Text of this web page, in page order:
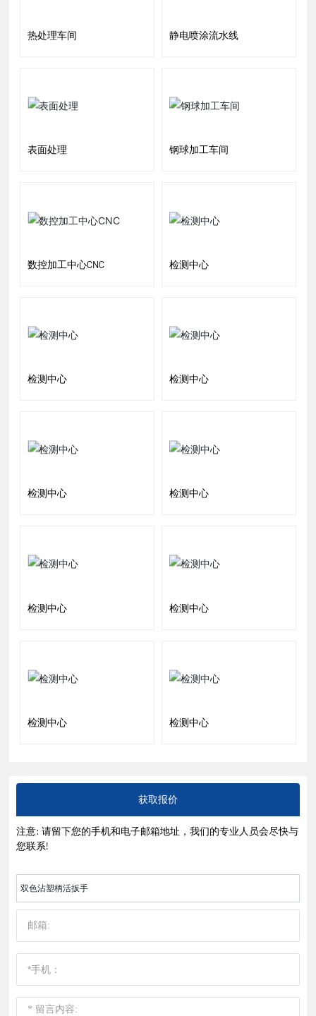
热处理车间 静电喷涂流水线
表面处理 钢球加工车间
数控加工中心CNC 检测中心
检测中心 检测中心
检测中心 检测中心
检测中心 检测中心
检测中心 检测中心
获取报价
注意: 请留下您的手机和电子邮箱地址，我们的专业人员会尽快与
您联系!
双色沾塑柄活扳手